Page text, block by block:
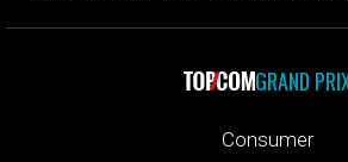
GRAND
Consumer